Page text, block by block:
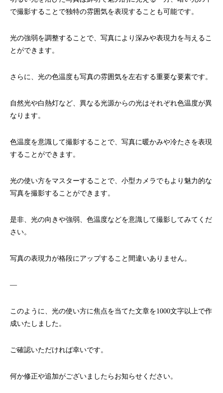
で撮影することで独特の雰囲気を表現することも可能です。
光の強弱を調整することで、写真により深みや表現力を与えるこ
とができます。
さらに、光の色温度も写真の雰囲気を左右する重要な要素です。
自然光や白熱灯など、異なる光源からの光はそれぞれ色温度が異
なります。
色温度を意識して撮影することで、写真に暖かみや冷たさを表現
することができます。
光の使い方をマスターすることで、小型カメラでもより魅力的な
写真を撮影することができます。
是非、光の向きや強弱、色温度などを意識して撮影してみてくだ
さい。
写真の表現力が格段にアップすること間違いありません。
—
このように、光の使い方に焦点を当てた文章を1000文字以上で作
成いたしました。
ご確認いただければ幸いです。
何か修正や追加がございましたらお知らせください。